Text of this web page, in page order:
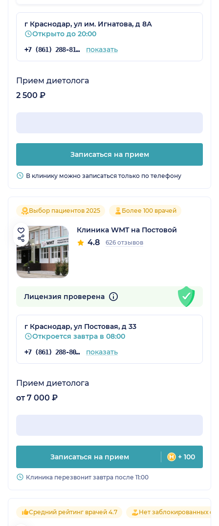
г Краснодар, ул им. Игнатова, д 8А
Открыто до 20:00
+7 (861) 288-81-65 показать
Прием диетолога
2 500 ₽
Записаться на прием
В клинику можно записаться только по телефону
Выбор пациентов 2025 Более 100 врачей
Клиника WMT на Постовой
4.8 626 отзывов
Лицензия проверена
г Краснодар, ул Постовая, д 33
Откроется завтра в 08:00
+7 (861) 288-80-76 показать
Прием диетолога
от 7 000 ₽
Записаться на прием + 100
Клиника перезвонит завтра после 11:00
Средний рейтинг врачей 4.7 Нет заблокированных